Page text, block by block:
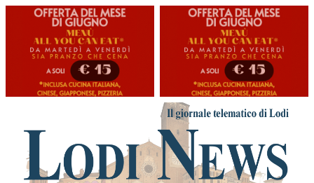
HOME
CRONACA
POLITICA